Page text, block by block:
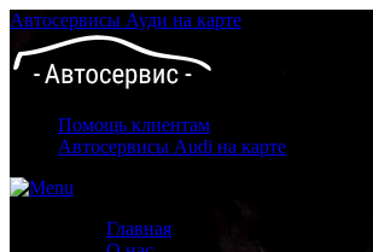
Автосервисы Ауди на карте
Помощь клиентам
Автосервисы Audi на карте
Главная